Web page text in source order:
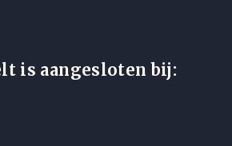
is aangesloten bij: